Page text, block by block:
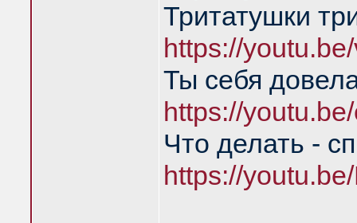
Тритатушки
https://
Ты себя
https://
Что делать -
https://